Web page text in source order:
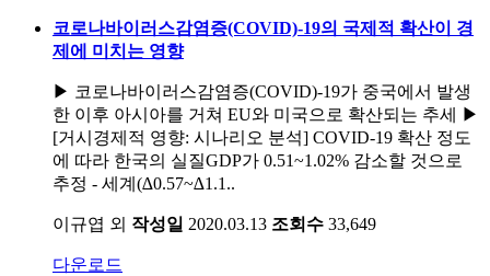
코로나바이러스감염증(COVID)-19의 국제적 확산이 경
제에 미치는 영향
▶ 코로나바이러스감염증(COVID)-19가 중국에서 발생
한 이후 아시아를 거쳐 EU와 미국으로 확산되는 추세 ▶
[거시경제적 영향: 시나리오 분석] COVID-19 확산 정도
에 따라 한국의 실질GDP가 0.51~1.02% 감소할 것으로
추정 - 세계(∆0.57~∆1.1..
이규엽 외 작성일 2020.03.13 조회수 33,649
다운로드